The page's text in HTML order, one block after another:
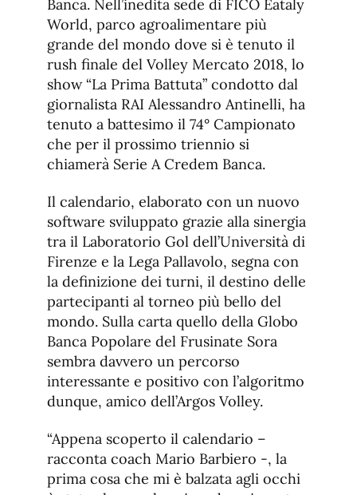
Banca. Nell’inedita sede di FICO Eataly
World, parco agroalimentare più
grande del mondo dove si è tenuto il
rush finale del Volley Mercato 2018, lo
show “La Prima Battuta” condotto dal
giornalista RAI Alessandro Antinelli, ha
tenuto a battesimo il 74° Campionato
che per il prossimo triennio si
chiamerà Serie A Credem Banca.
Il calendario, elaborato con un nuovo
software sviluppato grazie alla sinergia
tra il Laboratorio Gol dell’Università di
Firenze e la Lega Pallavolo, segna con
la definizione dei turni, il destino delle
partecipanti al torneo più bello del
mondo. Sulla carta quello della Globo
Banca Popolare del Frusinate Sora
sembra davvero un percorso
interessante e positivo con l’algoritmo
dunque, amico dell’Argos Volley.
“Appena scoperto il calendario –
racconta coach Mario Barbiero -, la
prima cosa che mi è balzata agli occhi